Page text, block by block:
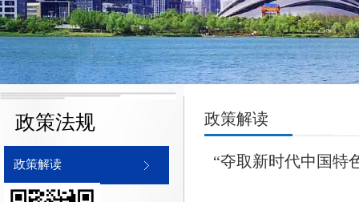
政策法规
政策解读
政策解读
“夺取新时代中国